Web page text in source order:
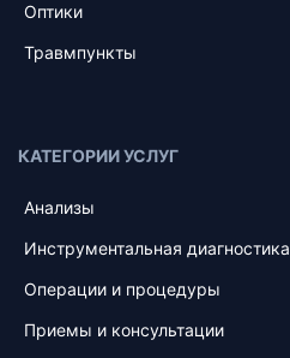
Оптики
Травмпункты
КАТЕГОРИИ УСЛУГ
Анализы
Инструментальная диагностика
Операции и процедуры
Приемы и консультации